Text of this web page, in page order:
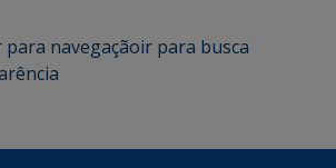
para navegaçãoir para busca